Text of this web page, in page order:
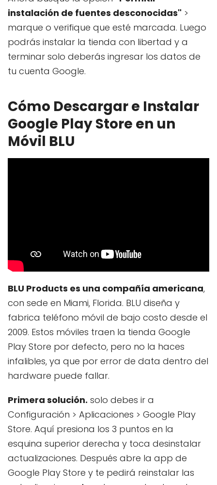
instalación de fuentes desconocidas" >
marque o verifique que esté marcada. Luego
podrás instalar la tienda con libertad y a
terminar solo deberás ingresar los datos de
tu cuenta Google.
Cómo Descargar e Instalar
Google Play Store en un
Móvil BLU
BLU Products es una compañía americana,
con sede en Miami, Florida. BLU diseña y
fabrica teléfono móvil de bajo costo desde el
2009. Estos móviles traen la tienda Google
Play Store por defecto, pero no la haces
infalibles, ya que por error de data dentro del
hardware puede fallar.
Primera solución. solo debes ir a
Configuración > Aplicaciones > Google Play
Store. Aquí presiona los 3 puntos en la
esquina superior derecha y toca desinstalar
actualizaciones. Después abre la app de
Google Play Store y te pedirá reinstalar las